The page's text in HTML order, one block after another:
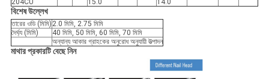
204CU
15.0
14.0
বিশেষ উল্লেখ
তারের ওডি (মিমি) 2.0 মিমি, 2.75 মিমি
দৈর্ঘ্য (মিমি)
40 মিমি, 50 মিমি, 60 মিমি, 70 মিমি
অন্যান্য আকার গ্রাহকের অনুরোধ অনুযায়ী উত্পাদন
মাথার প্রকারটি বেছে নিন